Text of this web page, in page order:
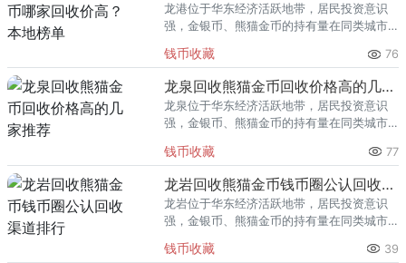
龙港位于华东经济活跃地带，居民投资意识
强，金银币、熊猫金币的持有量在同类城市
熊猫金币的需求就明显升温，但鱼龙混杂的
回收渠道里，能精准识别版别溢
钱币收藏 76
龙泉回收熊猫金币回收价格高的几家推荐
龙泉位于华东经济活跃地带，居民投资意识
强，金银币、熊猫金币的持有量在同类城市
熊猫金币的需求就明显升温，但鱼龙混杂的
回收渠道里，能精准识别版别溢
钱币收藏 77
龙岩回收熊猫金币钱币圈公认回收渠道排行
龙岩位于华东经济活跃地带，居民投资意识
强，金银币、熊猫金币的持有量在同类城市
熊猫金币的需求就明显升温，但鱼龙混杂的
钱币收藏 39